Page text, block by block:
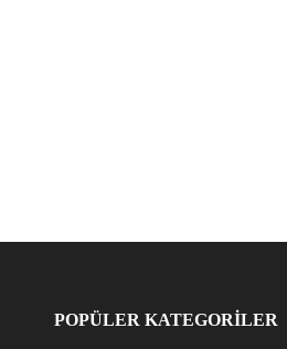
POPÜLER KATEGORİLER